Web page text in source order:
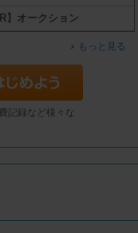
】オークション
もっと見る
記録など様々な